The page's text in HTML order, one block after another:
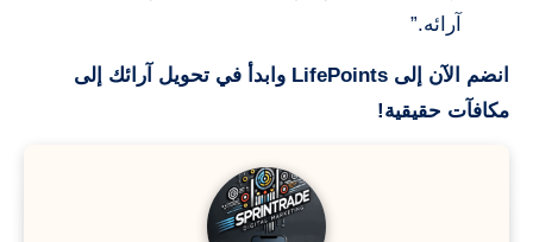
آرائه.”
انضم الآن إلى LifePoints وابدأ في تحويل آرائك إلى
مكافآت حقيقية!